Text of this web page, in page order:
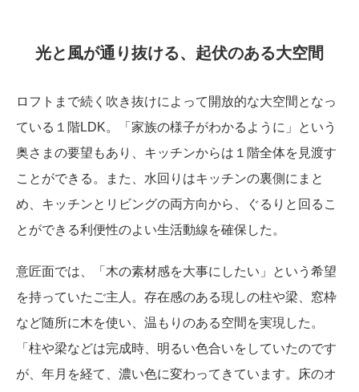
光と風が通り抜ける、起伏のある大空間
ロフトまで続く吹き抜けによって開放的な大空間となっ
ている１階LDK。「家族の様子がわかるように」という
奥さまの要望もあり、キッチンからは１階全体を見渡す
ことができる。また、水回りはキッチンの裏側にまと
め、キッチンとリビングの両方向から、ぐるりと回るこ
とができる利便性のよい生活動線を確保した。
意匠面では、「木の素材感を大事にしたい」という希望
を持っていたご主人。存在感のある現しの柱や梁、窓枠
など随所に木を使い、温もりのある空間を実現した。
「柱や梁などは完成時、明るい色合いをしていたのです
が、年月を経て、濃い色に変わってきています。床のオ